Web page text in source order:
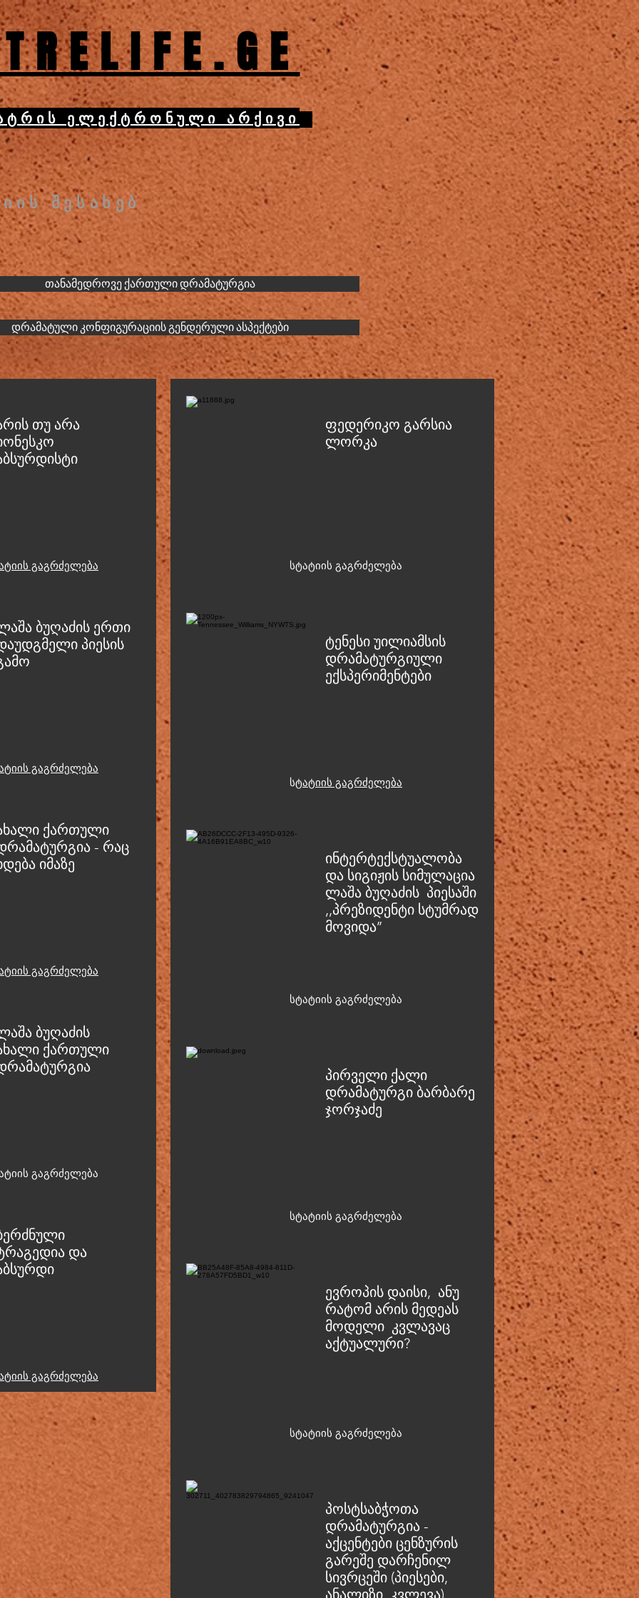
ელექტრონული არქივი
შესახებ
თანამედროვე ქართული დრამატურგია
დრამატული კონფიგურაციის გენდერული ასპექტები
თუ არა
გაგრძელება
აშა ბუღაძის ერთი
პიესის
გაგრძელება
ხალი ქართული
- რაც
იმაზე
გაგრძელება
ბუღაძის
ხალი ქართული
გაგრძელება
და
გაგრძელება
ფედერიკო გარსია
ლორკა
სტატიის გაგრძელება
ტენესი უილიამსის
დრამატურგიული
ექსპერიმენტები
სტატიის გაგრძელება
ინტერტექსტუალობა
და სიგიჟის სიმულაცია
ლაშა ბუღაძის პიესაში
,,პრეზიდენტი სტუმრად
მოვიდა’’
სტატიის გაგრძელება
პირველი ქალი
დრამატურგი ბარბარე
ჯორჯაძე
სტატიის გაგრძელება
ევროპის დაისი, ანუ
რატომ არის მედეას
მოდელი კვლავაც
აქტუალური?
სტატიის გაგრძელება
პოსტსაბჭოთა
დრამატურგია -
აქცენტები ცენზურის
გარეშე დარჩენილ
სივრცეში (პიესები,
ანალიზი, კვლევა)